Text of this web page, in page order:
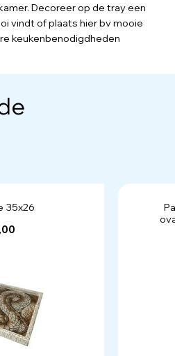
Decoreer op de tray een
vindt of plaats hier bv mooie
keukenbenodigdheden
35x26